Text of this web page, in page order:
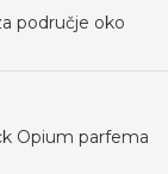
područje oko
Opium parfema